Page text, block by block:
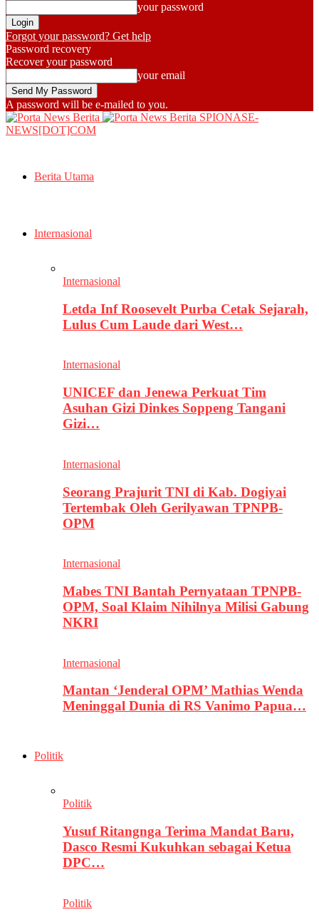
your password
Forgot your password? Get help
Password recovery
Recover your password
your email
A password will be e-mailed to you.
SPIONASE-
NEWS[DOT]COM
Berita Utama
Internasional
Internasional
Letda Inf Roosevelt Purba Cetak Sejarah,
Lulus Cum Laude dari West…
Internasional
UNICEF dan Jenewa Perkuat Tim
Asuhan Gizi Dinkes Soppeng Tangani
Gizi…
Internasional
Seorang Prajurit TNI di Kab. Dogiyai
Tertembak Oleh Gerilyawan TPNPB-
OPM
Internasional
Mabes TNI Bantah Pernyataan TPNPB-
OPM, Soal Klaim Nihilnya Milisi Gabung
NKRI
Internasional
Mantan ‘Jenderal OPM’ Mathias Wenda
Meninggal Dunia di RS Vanimo Papua…
Politik
Politik
Yusuf Ritangnga Terima Mandat Baru,
Dasco Resmi Kukuhkan sebagai Ketua
DPC…
Politik